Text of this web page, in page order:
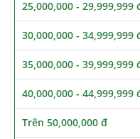
25,000,000 - 29,999,999
30,000,000 - 34,999,999
35,000,000 - 39,999,999
40,000,000 - 44,999,999
Trên 50,000,000 đ